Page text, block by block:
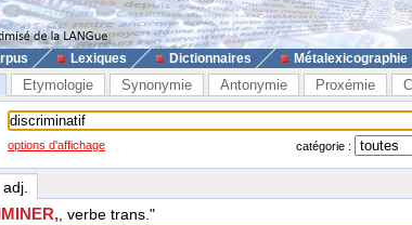
Lexiques Dictionnaires Métalexicographie
Etymologie Synonymie Antonymie Proxémie
options d'affichage catégorie :
, adj.
, verbe trans."